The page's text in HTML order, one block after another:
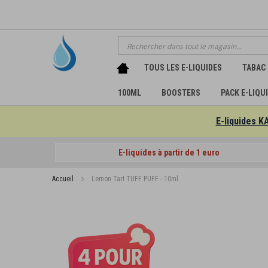
Chercher
TOUS LES E-LIQUIDES TABAC
100ML BOOSTERS PACK E-
E-liquides
E-liquides à partir de 1 euro
Accueil Lemon Tart TUFF PUFF - 10ml